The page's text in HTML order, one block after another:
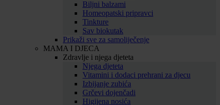
Biljni balzami
Homeopatski pripravci
Tinkture
Sav biokutak
Prikaži sve za samoliječenje
MAMA I DJECA
Zdravlje i njega djeteta
Njega djeteta
Vitamini i dodaci prehrani za djecu
Izbijanje zubića
Grčevi dojenčadi
Higijena nosića